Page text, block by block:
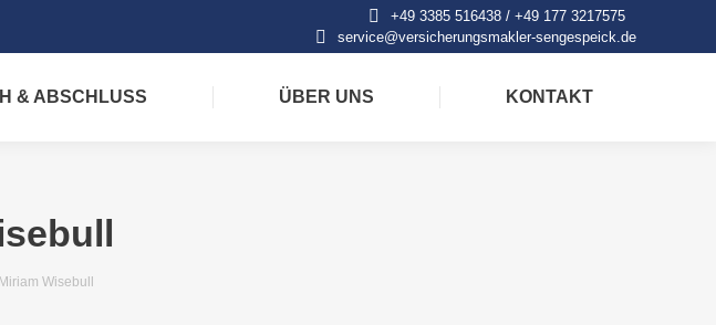
+49 3385 516438 / +49 177 3217575
service@versicherungsmakler-sengespeick.de
& ABSCHLUSS ÜBER UNS KONTAKT
Miriam Wisebull